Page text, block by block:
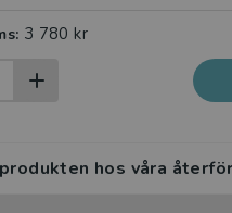
3 780 kr
hos våra